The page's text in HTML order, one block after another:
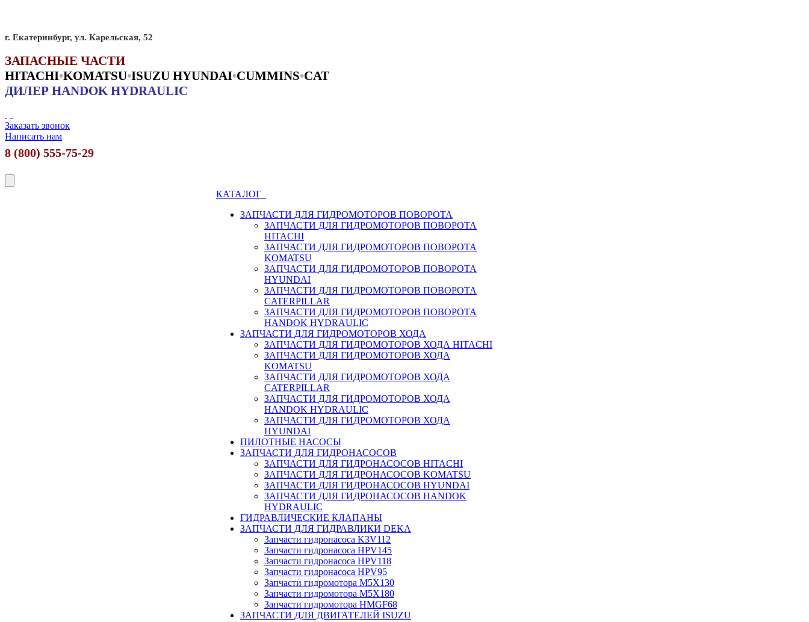
г. Екатеринбург, ул. Карельская, 52
ЗАПАСНЫЕ ЧАСТИ
HITACHI•KOMATSU•ISUZU HYUNDAI•CUMMINS•CAT
ДИЛЕР HANDOK HYDRAULIC
Заказать звонок
Написать нам
8 (800) 555-75-29
КАТАЛОГ
ЗАПЧАСТИ ДЛЯ ГИДРОМОТОРОВ ПОВОРОТА
ЗАПЧАСТИ ДЛЯ ГИДРОМОТОРОВ ПОВОРОТА
HITACHI
ЗАПЧАСТИ ДЛЯ ГИДРОМОТОРОВ ПОВОРОТА
KOMATSU
ЗАПЧАСТИ ДЛЯ ГИДРОМОТОРОВ ПОВОРОТА
HYUNDAI
ЗАПЧАСТИ ДЛЯ ГИДРОМОТОРОВ ПОВОРОТА
CATERPILLAR
ЗАПЧАСТИ ДЛЯ ГИДРОМОТОРОВ ПОВОРОТА
HANDOK HYDRAULIC
ЗАПЧАСТИ ДЛЯ ГИДРОМОТОРОВ ХОДА
ЗАПЧАСТИ ДЛЯ ГИДРОМОТОРОВ ХОДА HITACHI
ЗАПЧАСТИ ДЛЯ ГИДРОМОТОРОВ ХОДА
KOMATSU
ЗАПЧАСТИ ДЛЯ ГИДРОМОТОРОВ ХОДА
CATERPILLAR
ЗАПЧАСТИ ДЛЯ ГИДРОМОТОРОВ ХОДА
HANDOK HYDRAULIC
ЗАПЧАСТИ ДЛЯ ГИДРОМОТОРОВ ХОДА
HYUNDAI
ПИЛОТНЫЕ НАСОСЫ
ЗАПЧАСТИ ДЛЯ ГИДРОНАСОСОВ
ЗАПЧАСТИ ДЛЯ ГИДРОНАСОСОВ HITACHI
ЗАПЧАСТИ ДЛЯ ГИДРОНАСОСОВ KOMATSU
ЗАПЧАСТИ ДЛЯ ГИДРОНАСОСОВ HYUNDAI
ЗАПЧАСТИ ДЛЯ ГИДРОНАСОСОВ HANDOK
HYDRAULIC
ГИДРАВЛИЧЕСКИЕ КЛАПАНЫ
ЗАПЧАСТИ ДЛЯ ГИДРАВЛИКИ DEKA
Запчасти гидронасоса K3V112
Запчасти гидронасоса HPV145
Запчасти гидронасоса HPV118
Запчасти гидронасоса HPV95
Запчасти гидромотора M5X130
Запчасти гидромотора M5X180
Запчасти гидромотора HMGF68
ЗАПЧАСТИ ДЛЯ ДВИГАТЕЛЕЙ ISUZU